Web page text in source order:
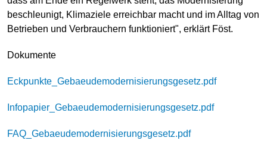
beschleunigt, Klimaziele erreichbar macht und im Alltag von
Betrieben und Verbrauchern funktioniert", erklärt Föst.
Dokumente
Eckpunkte_Gebaeudemodernisierungsgesetz.pdf
Infopapier_Gebaeudemodernisierungsgesetz.pdf
FAQ_Gebaeudemodernisierungsgesetz.pdf